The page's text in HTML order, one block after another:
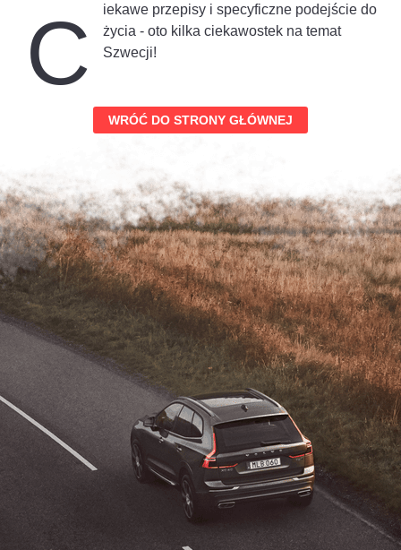
C
iekawe przepisy i specyficzne podejście do
życia - oto kilka ciekawostek na temat
Szwecji!
WRÓĆ DO STRONY GŁÓWNEJ